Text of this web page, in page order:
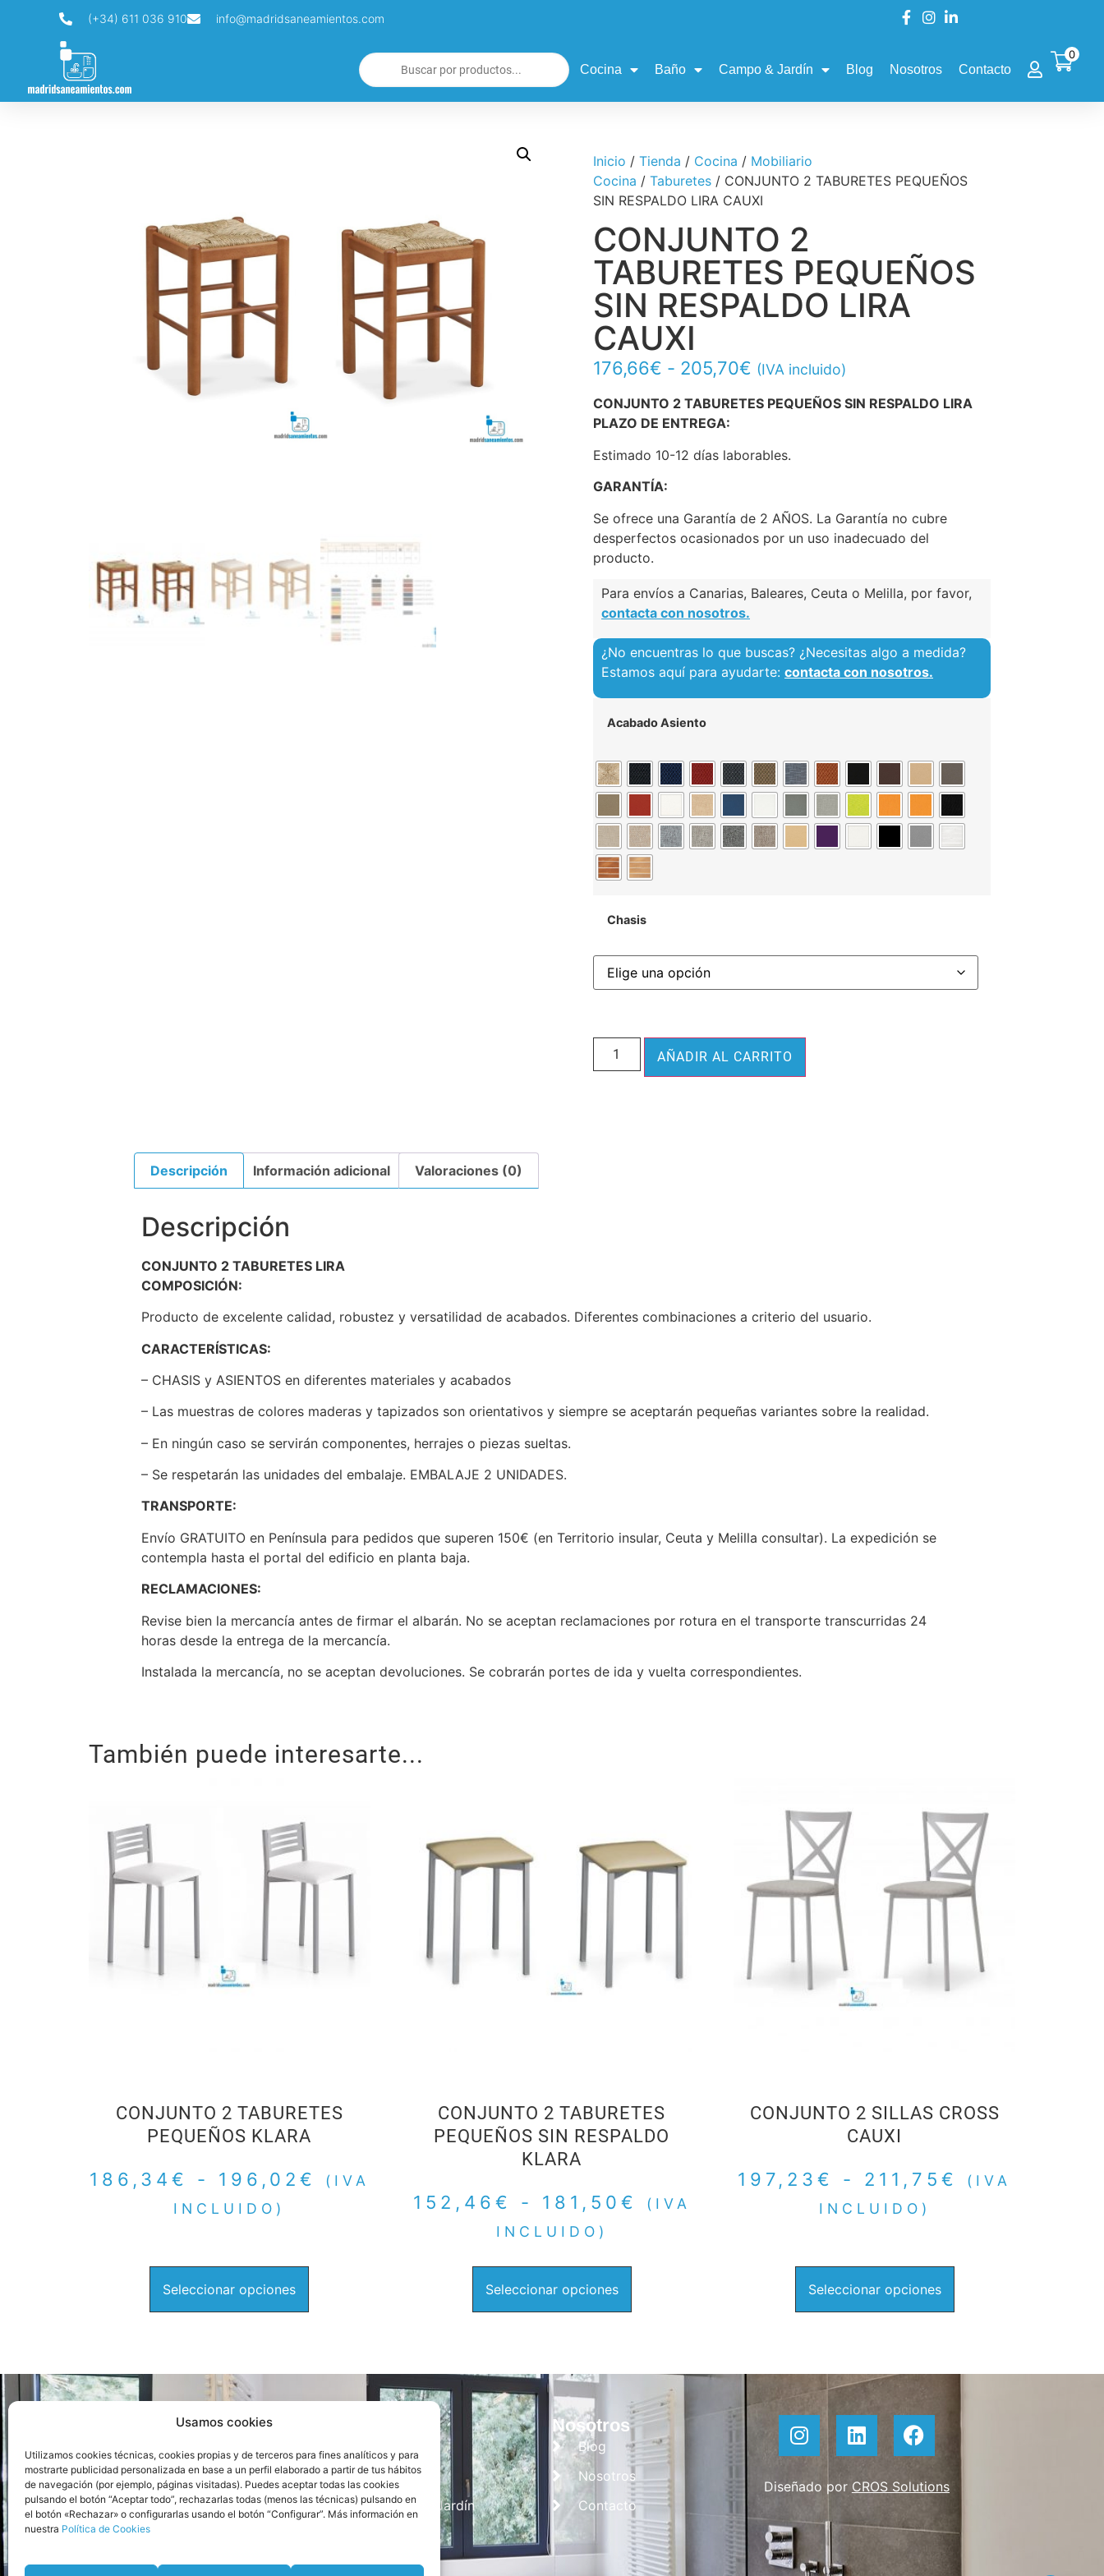
Usamos cookies
Utilizamos cookies técnicas, cookies propias y de terceros para fines analíticos y para
mostrarte publicidad personalizada en base a un perfil elaborado a partir de tus hábitos
de navegación (por ejemplo, páginas visitadas). Puedes aceptar todas las cookies
pulsando el botón “Aceptar todo”, rechazarlas todas (menos las técnicas) pulsando en
el botón «Rechazar» o configurarlas usando el botón “Configurar”. Más información en
nuestra Política de Cookies
(+34) 611 036 910 info@madridsaneamientos.com
Cocina Baño Campo & Jardín Blog Nosotros Contacto
0
Inicio / Tienda / Cocina / Mobiliario
Cocina / Taburetes / CONJUNTO 2 TABURETES PEQUEÑOS
SIN RESPALDO LIRA CAUXI
CONJUNTO 2
TABURETES PEQUEÑOS
SIN RESPALDO LIRA
CAUXI
176,66€ - 205,70€ (IVA incluido)
CONJUNTO 2 TABURETES PEQUEÑOS SIN RESPALDO LIRA
PLAZO DE ENTREGA:
Estimado 10-12 días laborables.
GARANTÍA:
Se ofrece una Garantía de 2 AÑOS. La Garantía no cubre
desperfectos ocasionados por un uso inadecuado del
producto.
Para envíos a Canarias, Baleares, Ceuta o Melilla, por favor,
contacta con nosotros.
¿No encuentras lo que buscas? ¿Necesitas algo a medida?
Estamos aquí para ayudarte: contacta con nosotros.
Acabado Asiento
Chasis
AÑADIR AL CARRITO
Descripción Información adicional Valoraciones (0)
Descripción
CONJUNTO 2 TABURETES LIRA
COMPOSICIÓN:
Producto de excelente calidad, robustez y versatilidad de acabados. Diferentes combinaciones a criterio del usuario.
CARACTERÍSTICAS:
– CHASIS y ASIENTOS en diferentes materiales y acabados
– Las muestras de colores maderas y tapizados son orientativos y siempre se aceptarán pequeñas variantes sobre la realidad.
– En ningún caso se servirán componentes, herrajes o piezas sueltas.
– Se respetarán las unidades del embalaje. EMBALAJE 2 UNIDADES.
TRANSPORTE:
Envío GRATUITO en Península para pedidos que superen 150€ (en Territorio insular, Ceuta y Melilla consultar). La expedición se
contempla hasta el portal del edificio en planta baja.
RECLAMACIONES:
Revise bien la mercancía antes de firmar el albarán. No se aceptan reclamaciones por rotura en el transporte transcurridas 24
horas desde la entrega de la mercancía.
Instalada la mercancía, no se aceptan devoluciones. Se cobrarán portes de ida y vuelta correspondientes.
También puede interesarte...
CONJUNTO 2 TABURETES
PEQUEÑOS KLARA
186,34 € - 196,02 €
(IVA
INCLUIDO)
Seleccionar opciones
CONJUNTO 2 TABURETES
PEQUEÑOS SIN RESPALDO
KLARA
152,46 € - 181,50 €
(IVA
INCLUIDO)
Seleccionar opciones
CONJUNTO 2 SILLAS CROSS
CAUXI
197,23€ - 211,75€
(IVA
INCLUIDO)
Seleccionar opciones
(+34) 611 036 910
info@madridsaneamientos.com
Categorías
Baño
Campo y Jardín
Nosotros
Blog
Nosotros
Contacto
Diseñado por CROS Solutions